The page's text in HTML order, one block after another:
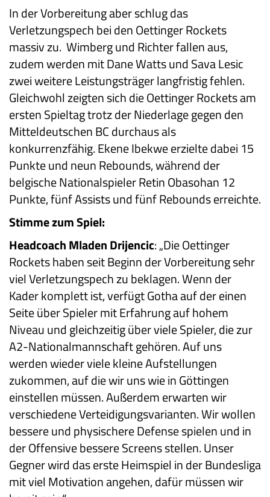
In der Vorbereitung aber schlug das
Verletzungspech bei den Oettinger Rockets
massiv zu. Wimberg und Richter fallen aus,
zudem werden mit Dane Watts und Sava Lesic
zwei weitere Leistungsträger langfristig fehlen.
Gleichwohl zeigten sich die Oettinger Rockets am
ersten Spieltag trotz der Niederlage gegen den
Mitteldeutschen BC durchaus als
konkurrenzfähig. Ekene Ibekwe erzielte dabei 15
Punkte und neun Rebounds, während der
belgische Nationalspieler Retin Obasohan 12
Punkte, fünf Assists und fünf Rebounds erreichte.
Stimme zum Spiel:
Headcoach Mladen Drijencic: „Die Oettinger
Rockets haben seit Beginn der Vorbereitung sehr
viel Verletzungspech zu beklagen. Wenn der
Kader komplett ist, verfügt Gotha auf der einen
Seite über Spieler mit Erfahrung auf hohem
Niveau und gleichzeitig über viele Spieler, die zur
A2-Nationalmannschaft gehören. Auf uns
werden wieder viele kleine Aufstellungen
zukommen, auf die wir uns wie in Göttingen
einstellen müssen. Außerdem erwarten wir
verschiedene Verteidigungsvarianten. Wir wollen
bessere und physischere Defense spielen und in
der Offensive bessere Screens stellen. Unser
Gegner wird das erste Heimspiel in der Bundesliga
mit viel Motivation angehen, dafür müssen wir